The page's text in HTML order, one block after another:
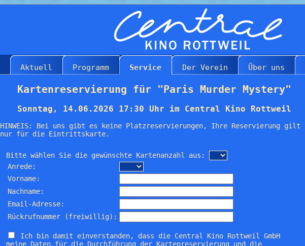
Aktuell Programm Service Der Verein Über uns
Kartenreservierung für "Paris Murder Mystery"
Sonntag, 14.06.2026 17:30 Uhr im Central Kino Rottweil
HINWEIS: Bei uns gibt es keine Platzreservierungen, Ihre Reservierung gilt
nur für die Eintrittskarte.
Bitte wählen Sie die gewünschte Kartenanzahl aus:
Anrede:
Vorname:
Nachname:
Email-Adresse:
Rückrufnummer (freiwillig):
Ich bin damit einverstanden, dass die Central Kino Rottweil GmbH
meine Daten für die Durchführung der Kartenreservierung und die